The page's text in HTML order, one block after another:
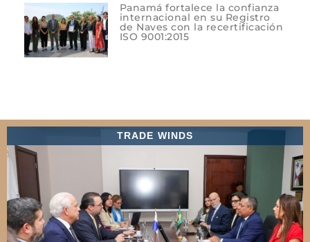
Panamá fortalece la confianza
internacional en su Registro
de Naves con la recertificación
ISO 9001:2015
TRADE WINDS